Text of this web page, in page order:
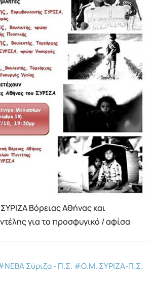
Βόρειας Αθήνας και
για το προσφυγικό / αφίσα
Σύριζα - Π.Σ. #Ο.Μ. ΣΥΡΙΖΑ-Π.Σ.